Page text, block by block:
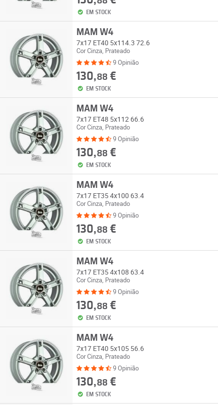
EM STOCK
MAM W4
7x17 ET40 5x114.3 72.6
Cor Cinza, Prateado
9 Opinião
130,88€
EM STOCK
MAM W4
7x17 ET48 5x112 66.6
Cor Cinza, Prateado
9 Opinião
130,88€
EM STOCK
MAM W4
7x17 ET35 4x100 63.4
Cor Cinza, Prateado
9 Opinião
130,88€
EM STOCK
MAM W4
7x17 ET35 4x108 63.4
Cor Cinza, Prateado
9 Opinião
130,88€
EM STOCK
MAM W4
7x17 ET40 5x105 56.6
Cor Cinza, Prateado
9 Opinião
130,88€
EM STOCK